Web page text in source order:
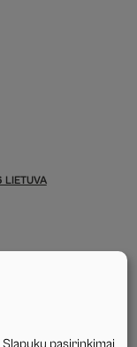
LIETUVA
Slapukų pasirinkimai